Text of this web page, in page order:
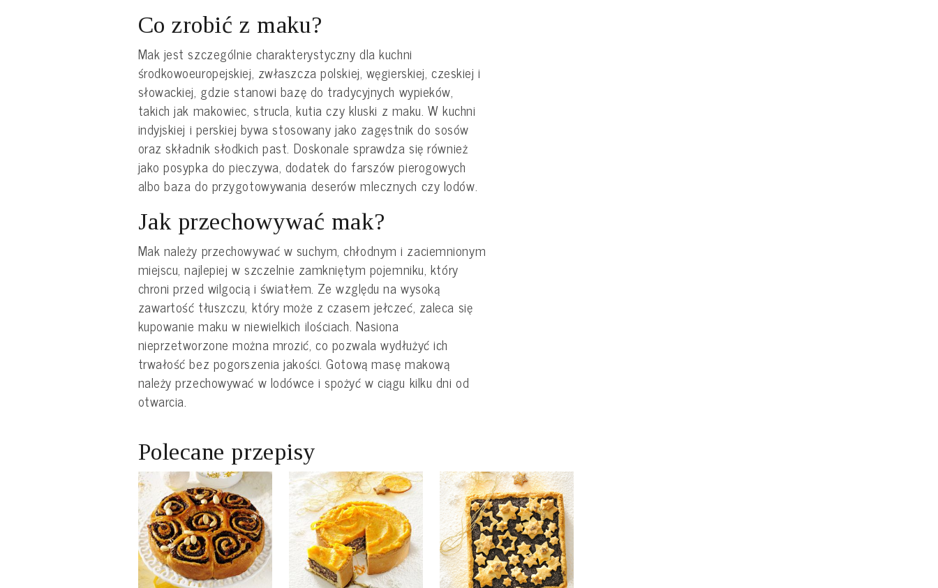
Co zrobić z maku?
Mak jest szczególnie charakterystyczny dla kuchni
środkowoeuropejskiej, zwłaszcza polskiej, węgierskiej, czeskiej i
słowackiej, gdzie stanowi bazę do tradycyjnych wypieków,
takich jak makowiec, strucla, kutia czy kluski z maku. W kuchni
indyjskiej i perskiej bywa stosowany jako zagęstnik do sosów
oraz składnik słodkich past. Doskonale sprawdza się również
jako posypka do pieczywa, dodatek do farszów pierogowych
albo baza do przygotowywania deserów mlecznych czy lodów.
Jak przechowywać mak?
Mak należy przechowywać w suchym, chłodnym i zaciemnionym
miejscu, najlepiej w szczelnie zamkniętym pojemniku, który
chroni przed wilgocią i światłem. Ze względu na wysoką
zawartość tłuszczu, który może z czasem jełczeć, zaleca się
kupowanie maku w niewielkich ilościach. Nasiona
nieprzetworzone można mrozić, co pozwala wydłużyć ich
trwałość bez pogorszenia jakości. Gotową masę makową
należy przechowywać w lodówce i spożyć w ciągu kilku dni od
otwarcia.
Polecane przepisy